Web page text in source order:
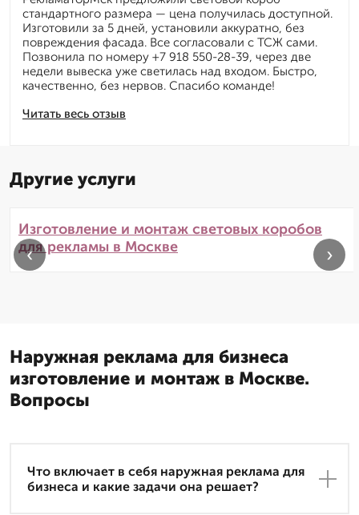
Читать весь отзыв
стандартного размера — цена получилась доступной.
Изготовили за 5 дней, установили аккуратно, без
повреждения фасада. Все согласовали с ТСЖ сами.
Позвонила по номеру +7 918 550-28-39, через две
недели вывеска уже светилась над входом. Быстро,
качественно, без нервов. Спасибо команде!
Другие услуги
Изготовление и монтаж световых коробов
для рекламы в Москве
‹ ›
Наружная реклама для бизнеса
изготовление и монтаж в Москве.
Вопросы
Что включает в себя наружная реклама для
бизнеса и какие задачи она решает?